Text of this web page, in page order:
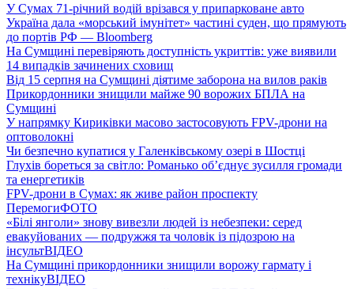
У Сумах 71-річний водій врізався у припарковане авто
Україна дала «морський імунітет» частині суден, що прямують
до портів РФ — Bloomberg
На Сумщині перевіряють доступність укриттів: уже виявили
14 випадків зачинених сховищ
Від 15 серпня на Сумщині діятиме заборона на вилов раків
Прикордонники знищили майже 90 ворожих БПЛА на
Сумщині
У напрямку Кириківки масово застосовують FPV-дрони на
оптоволокні
Чи безпечно купатися у Галенківському озері в Шостці
Глухів бореться за світло: Романько об’єднує зусилля громади
та енергетиків
FPV-дрони в Сумах: як живе район проспекту
ПеремогиФОТО
«Білі янголи» знову вивезли людей із небезпеки: серед
евакуйованих — подружжя та чоловік із підозрою на
інсультВІДЕО
На Сумщині прикордонники знищили ворожу гармату і
технікуВІДЕО